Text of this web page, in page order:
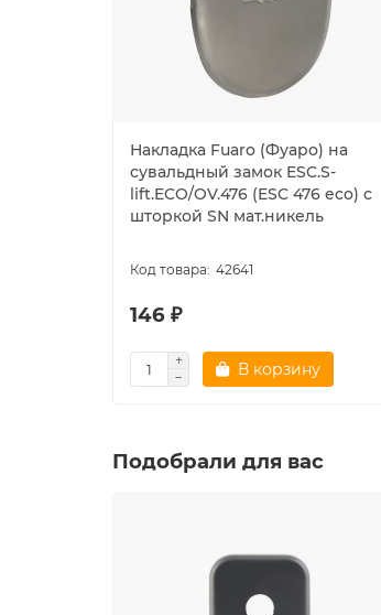
Накладка Fuaro (Фуаро) на
сувальдный замок ESC.S-
lift.ECO/OV.476 (ESC 476 eco) с
шторкой SN мат.никель
42641
146 ₽
В корзину
Подобрали для вас